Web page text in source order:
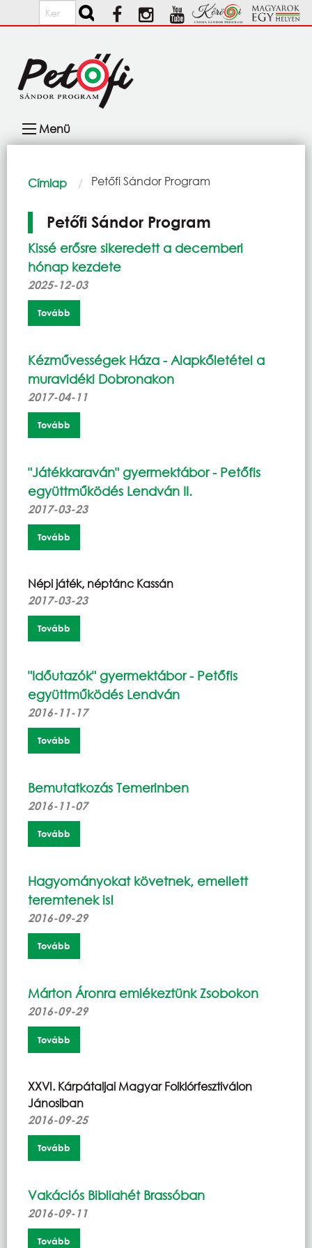
Ugrás a tartalomra
Keresés
navigáció
Menü
Morzsa
Címlap Current:
Petőfi Sándor Program
Petőfi Sándor Program
Kissé erősre sikeredett a decemberi
hónap kezdete
2025-12-03
Tovább
Kézművességek Háza - Alapkőletétel a
muravidéki Dobronakon
2017-04-11
Tovább
"Játékkaraván" gyermektábor - Petőfis
együttműködés Lendván II.
2017-03-23
Tovább
Népi játék, néptánc Kassán
2017-03-23
Tovább
"Időutazók" gyermektábor - Petőfis
együttműködés Lendván
2016-11-17
Tovább
Bemutatkozás Temerinben
2016-11-07
Tovább
Hagyományokat követnek, emellett
teremtenek is!
2016-09-29
Tovább
Márton Áronra emlékeztünk Zsobokon
2016-09-29
Tovább
XXVI. Kárpátaljai Magyar Folklórfesztiválon
Jánosiban
2016-09-25
Tovább
Vakációs Bibliahét Brassóban
2016-09-11
Tovább